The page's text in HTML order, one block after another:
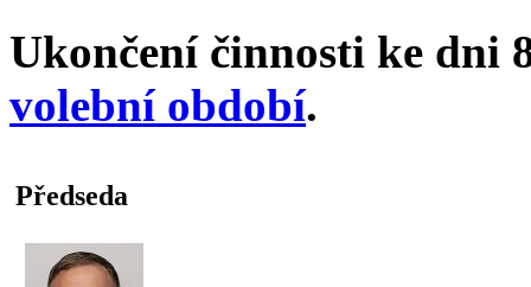
Ukončení činnosti ke dni
volební období.
Předseda